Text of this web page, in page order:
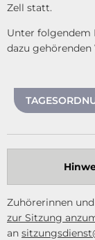
Zell statt.
Unter folgendem
dazu gehörenden
Zuhörerinnen
zur Sitzung
an